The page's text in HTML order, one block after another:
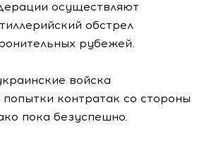
осуществляют
обстрел
рубежей.
войска
контратак со стороны
пока безуспешно.